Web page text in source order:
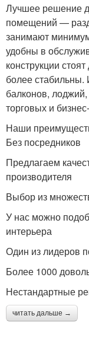
Лучшее решение
помещений —
занимают
удобны в
конструкции
более стабильны.
балконов,
торговых и
Наши
Без посредников
Предлагаем
производителя
Выбор из
У нас можно
интерьера
Один из лидеров
Более 1000
Нестандартные
читать дальше →